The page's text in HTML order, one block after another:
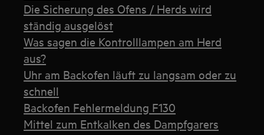
Die Sicherung des Ofens / Herds wird
ständig ausgelöst
Was sagen die Kontrolllampen am Herd
aus?
Uhr am Backofen läuft zu langsam oder zu
schnell
Backofen Fehlermeldung F130
Mittel zum Entkalken des Dampfgarers